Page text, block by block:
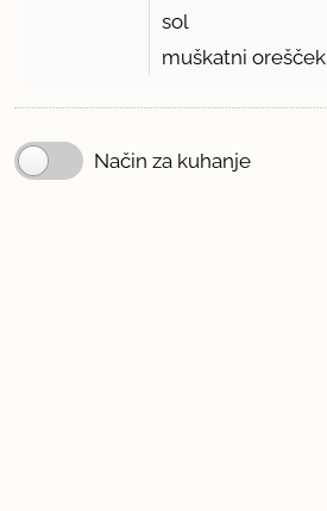
sol
muškatni orešček
Način za kuhanje